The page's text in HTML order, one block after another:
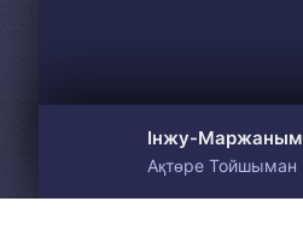
Інжу-Маржаным
Ақтөре Тойшыман